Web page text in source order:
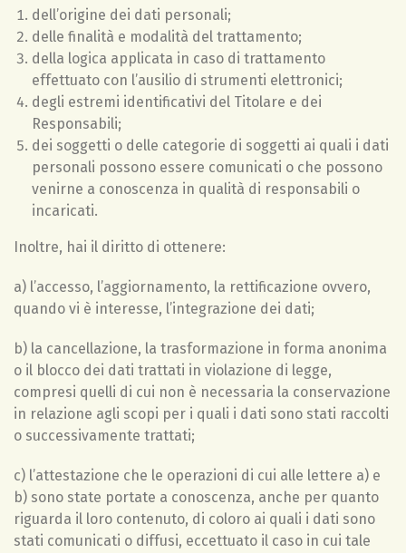
dell’origine dei dati personali;
delle finalità e modalità del trattamento;
della logica applicata in caso di trattamento
effettuato con l’ausilio di strumenti elettronici;
degli estremi identificativi del Titolare e dei
Responsabili;
dei soggetti o delle categorie di soggetti ai quali i dati
personali possono essere comunicati o che possono
venirne a conoscenza in qualità di responsabili o
incaricati.
Inoltre, hai il diritto di ottenere:
a) l’accesso, l’aggiornamento, la rettificazione ovvero,
quando vi è interesse, l’integrazione dei dati;
b) la cancellazione, la trasformazione in forma anonima
o il blocco dei dati trattati in violazione di legge,
compresi quelli di cui non è necessaria la conservazione
in relazione agli scopi per i quali i dati sono stati raccolti
o successivamente trattati;
c) l’attestazione che le operazioni di cui alle lettere a) e
b) sono state portate a conoscenza, anche per quanto
riguarda il loro contenuto, di coloro ai quali i dati sono
stati comunicati o diffusi, eccettuato il caso in cui tale